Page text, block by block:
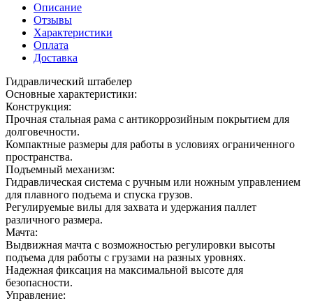
Описание
Отзывы
Характеристики
Оплата
Доставка
Гидравлический штабелер
Основные характеристики:
Конструкция:
Прочная стальная рама с антикоррозийным покрытием для
долговечности.
Компактные размеры для работы в условиях ограниченного
пространства.
Подъемный механизм:
Гидравлическая система с ручным или ножным управлением
для плавного подъема и спуска грузов.
Регулируемые вилы для захвата и удержания паллет
различного размера.
Мачта:
Выдвижная мачта с возможностью регулировки высоты
подъема для работы с грузами на разных уровнях.
Надежная фиксация на максимальной высоте для
безопасности.
Управление: